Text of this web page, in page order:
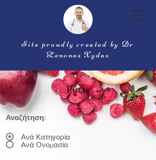
Site proudly created by Dr
Zenonas Xydas
Ρύζι
Αναζήτηση:
Ανά Κατηγορία
Ανά Ονομασία